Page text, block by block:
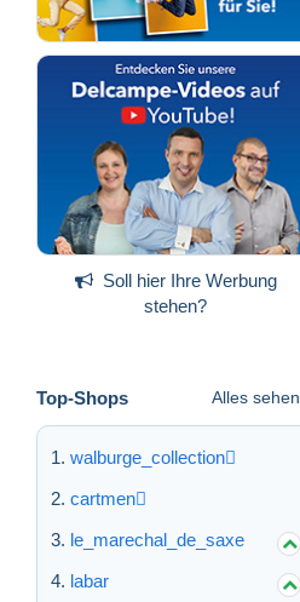
Soll hier Ihre Werbung
stehen?
Top-Shops Alles sehen
walburge_collection
cartmen
le_marechal_de_saxe
labar